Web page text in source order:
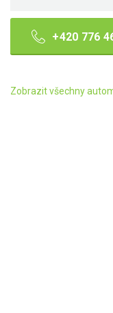
+420 776
Zobrazit všechny